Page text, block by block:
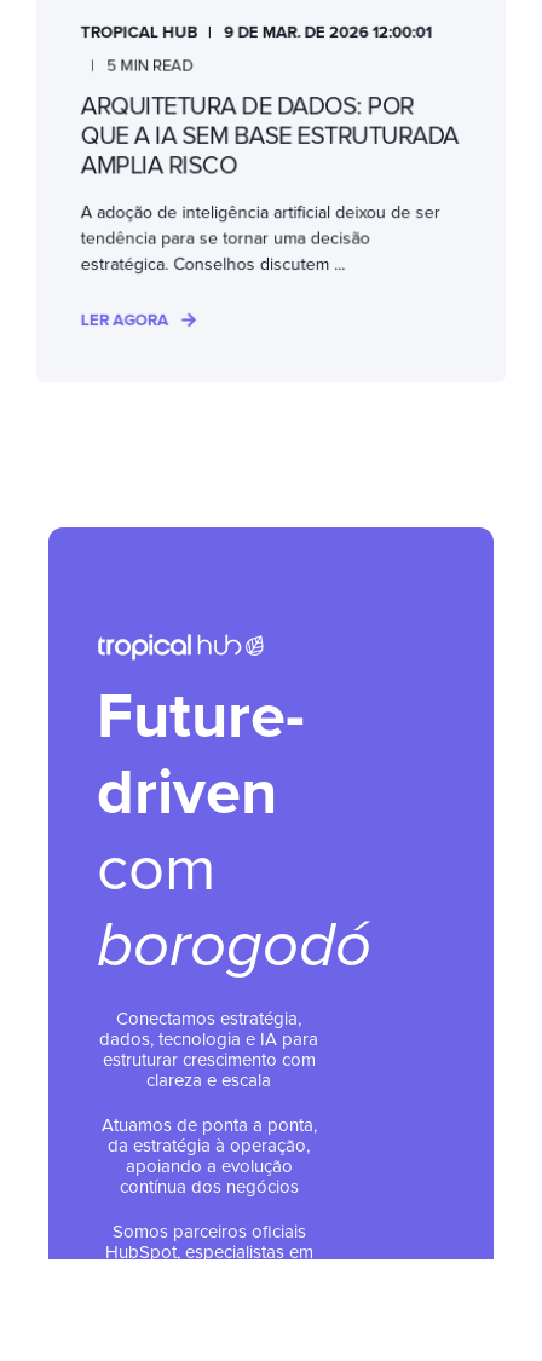
TROPICAL HUB
9 DE MAR. DE 2026 12:00:01
5 MIN READ
ARQUITETURA DE DADOS: POR
QUE A IA SEM BASE ESTRUTURADA
AMPLIA RISCO
A adoção de inteligência artificial deixou de ser
tendência para se tornar uma decisão
estratégica. Conselhos discutem ...
LER AGORA
Future-
driven
com
borogodó
Conectamos estratégia,
dados, tecnologia e IA para
estruturar crescimento com
clareza e escala
Atuamos de ponta a ponta,
da estratégia à operação,
apoiando a evolução
contínua dos negócios
Somos parceiros oficiais
HubSpot, especialistas em